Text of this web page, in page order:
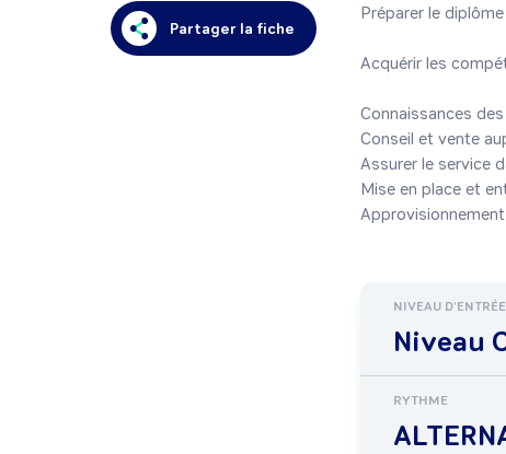
Partager la fiche
Préparer le
Acquérir les
Connaissances
Conseil et vente
Assurer le service
Mise en place et
NIVEAU D'ENTRÉE
Niveau
RYTHME